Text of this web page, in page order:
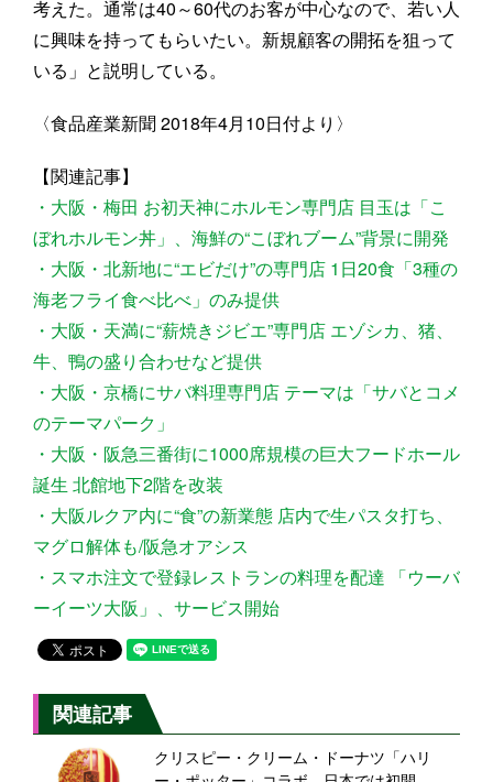
考えた。通常は40～60代のお客が中心なので、若い人
に興味を持ってもらいたい。新規顧客の開拓を狙って
いる」と説明している。
〈食品産業新聞 2018年4月10日付より〉
【関連記事】
・大阪・梅田 お初天神にホルモン専門店 目玉は「こ
ぼれホルモン丼」、海鮮の“こぼれブーム”背景に開発
・大阪・北新地に“エビだけ”の専門店 1日20食「3種の
海老フライ食べ比べ」のみ提供
・大阪・天満に“薪焼きジビエ”専門店 エゾシカ、猪、
牛、鴨の盛り合わせなど提供
・大阪・京橋にサバ料理専門店 テーマは「サバとコメ
のテーマパーク」
・大阪・阪急三番街に1000席規模の巨大フードホール
誕生 北館地下2階を改装
・大阪ルクア内に“食”の新業態 店内で生パスタ打ち、
マグロ解体も/阪急オアシス
・スマホ注文で登録レストランの料理を配達 「ウーバ
ーイーツ大阪」、サービス開始
関連記事
クリスピー・クリーム・ドーナツ「ハリ